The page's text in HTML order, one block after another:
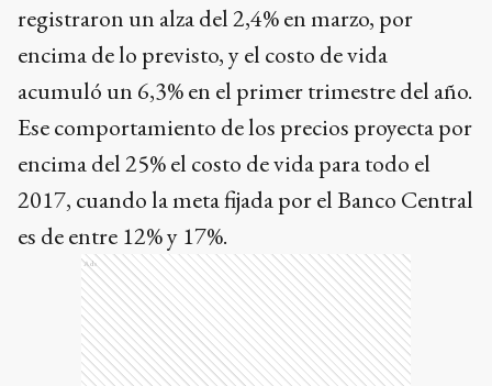
registraron un alza del 2,4% en marzo, por
encima de lo previsto, y el costo de vida
acumuló un 6,3% en el primer trimestre del año.
Ese comportamiento de los precios proyecta por
encima del 25% el costo de vida para todo el
2017, cuando la meta fijada por el Banco Central
es de entre 12% y 17%.
Ads